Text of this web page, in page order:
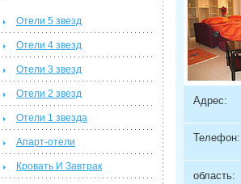
Адрес:
Телефон:
область:
Отели 5 звезд
Отели 4 звезд
Отели 3 звезд
Отели 2 звезд
Отели 1 звезда
Апарт-отели
Кровать И Завтрак